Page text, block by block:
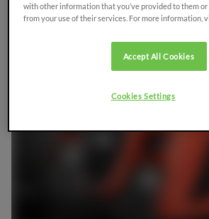
Panorámica
with other information that you’ve provided to them
from your use of their services. For more information,
Accept All Cookies
Cookies Settings